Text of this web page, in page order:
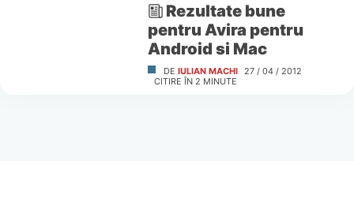
Rezultate bune
pentru Avira pentru
Android si Mac
DE IULIAN MACHI 27 / 04 / 2012
CITIRE ÎN 2 MINUTE